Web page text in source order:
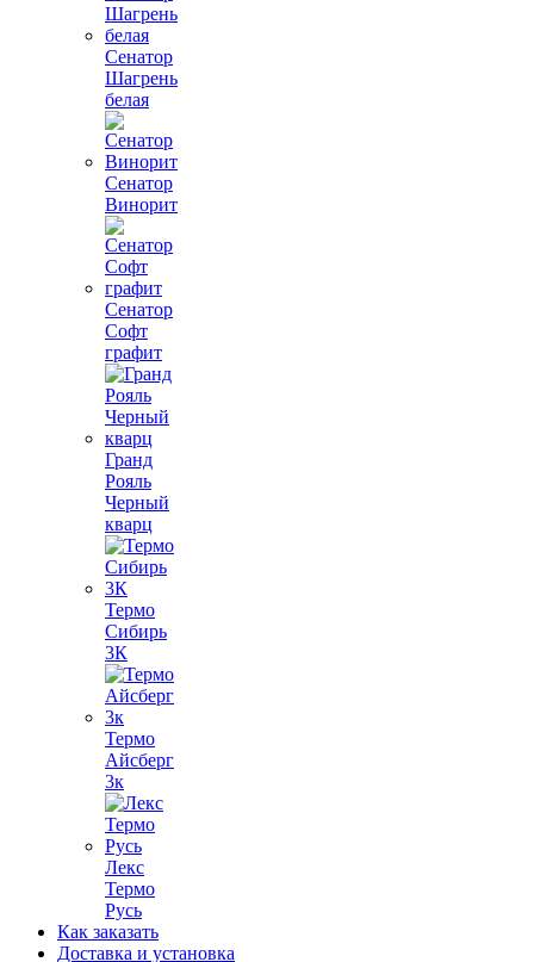
Сенатор
Шагрень
белая
Сенатор
Винорит
Сенатор
Софт
графит
Гранд
Рояль
Черный
кварц
Термо
Сибирь
3К
Термо
Айсберг
3к
Лекс
Термо
Русь
Как заказать
Доставка и установка